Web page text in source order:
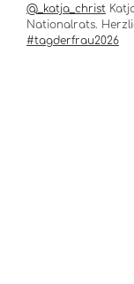
@_katja_christ
Nationalrats.
#tagderfrau2026